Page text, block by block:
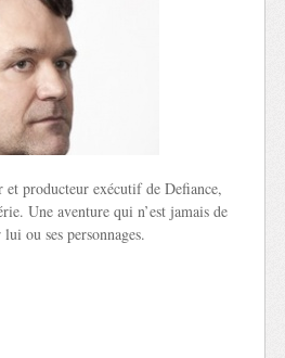
producteur exécutif de Defiance,
Une aventure qui n’est jamais de
ou ses personnages.